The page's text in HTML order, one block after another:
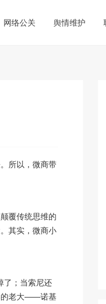
网络公关 舆情维护
所以，微商带
覆传统思维的
其实，微商小
；当索尼还
的老大——诺基